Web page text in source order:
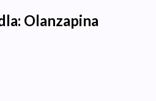
Olanzapina